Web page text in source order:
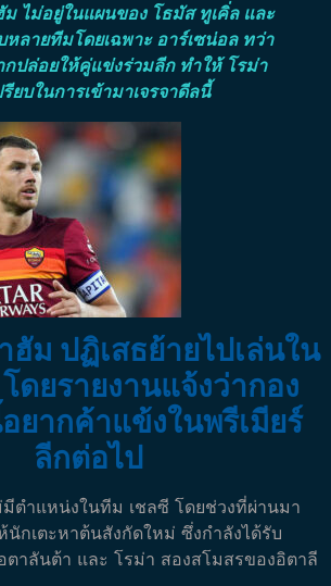
ไม่อยู่ในแผนของ โธมัส ทูเคิ่ล และ
หลายทีมโดยเฉพาะ อาร์เซน่อล ทว่า
กปล่อยให้คู่แข่งร่วมลีก ทำให้ โรม่า
รียบในการเข้ามาเจรจาดีลนี้
ม ปฏิเสธย้ายไปเล่นใน
โดยรายงานแจ้งว่ากอง
ยากค้าแข้งในพรีเมียร์
ลีกต่อไป
ตำแหน่งในทีม เชลซี โดยช่วงที่ผ่านมา
นักเตะหาต้นสังกัดใหม่ ซึ่งกำลังได้รับ
ตาลันต้า และ โรม่า สองสโมสรของอิตาลี